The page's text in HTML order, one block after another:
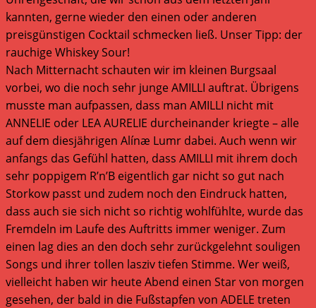
kannten, gerne wieder den einen oder anderen
preisgünstigen Cocktail schmecken ließ. Unser Tipp: der
rauchige Whiskey Sour!
Nach Mitternacht schauten wir im kleinen Burgsaal
vorbei, wo die noch sehr junge AMILLI auftrat. Übrigens
musste man aufpassen, dass man AMILLI nicht mit
ANNELIE oder LEA AURELIE durcheinander kriegte – alle
auf dem diesjährigen Alínæ Lumr dabei. Auch wenn wir
anfangs das Gefühl hatten, dass AMILLI mit ihrem doch
sehr poppigem R’n’B eigentlich gar nicht so gut nach
Storkow passt und zudem noch den Eindruck hatten,
dass auch sie sich nicht so richtig wohlfühlte, wurde das
Fremdeln im Laufe des Auftritts immer weniger. Zum
einen lag dies an den doch sehr zurückgelehnt souligen
Songs und ihrer tollen lasziv tiefen Stimme. Wer weiß,
vielleicht haben wir heute Abend einen Star von morgen
gesehen, der bald in die Fußstapfen von ADELE treten